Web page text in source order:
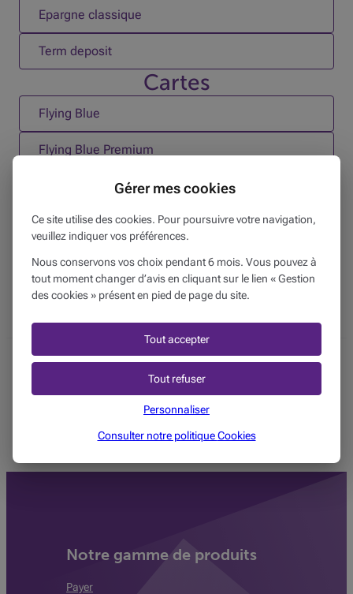
Epargne classique
Term deposit
Cartes
Flying Blue
Flying Blue Premium
Mastercard Extra
Elite Travel Mastercard
Suivez-nous sur
FacebookInstagram
Notre gamme de produits
Payer
Gérer mes cookies
Ce site utilise des cookies. Pour poursuivre votre navigation,
veuillez indiquer vos préférences.
Nous conservons vos choix pendant 6 mois. Vous pouvez à
tout moment changer d’avis en cliquant sur le lien « Gestion
des cookies » présent en pied de page du site.
Tout accepter
Tout refuser
Personnaliser
Consulter notre politiqueCookies